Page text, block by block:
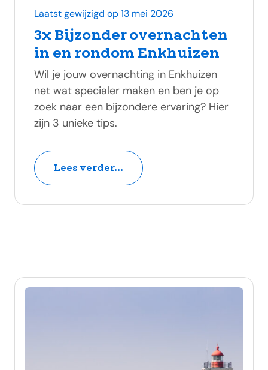
3x Bijzonder overnachten
in en rondom Enkhuizen
Laatst gewijzigd op 13 mei 2026
Wil je jouw overnachting in Enkhuizen
net wat specialer maken en ben je op
zoek naar een bijzondere ervaring? Hier
zijn 3 unieke tips.
Lees verder...